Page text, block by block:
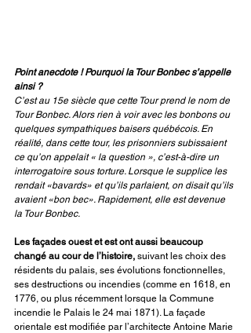
Point anecdote ! Pourquoi la Tour Bonbec s’appelle
ainsi ?
C’est au 15e siècle que cette Tour prend le nom de
Tour Bonbec. Alors rien à voir avec les bonbons ou
quelques sympathiques baisers québécois. En
réalité, dans cette tour, les prisonniers subissaient
ce qu’on appelait « la question », c’est-à-dire un
interrogatoire sous torture. Lorsque le supplice les
rendait «bavards» et qu’ils parlaient, on disait qu’ils
avaient «bon bec». Rapidement, elle est devenue
la Tour Bonbec.
Les façades ouest et est ont aussi beaucoup
changé au cour de l’histoire, suivant les choix des
résidents du palais, ses évolutions fonctionnelles,
ses destructions ou incendies (comme en 1618, en
1776, ou plus récemment lorsque la Commune
incendie le Palais le 24 mai 1871). La façade
orientale est modifiée par l’architecte Antoine Marie